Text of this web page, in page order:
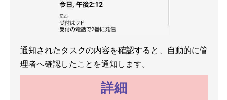
通知されたタスクの内容を確認すると、自動的に管
理者へ確認したことを通知します。
詳細